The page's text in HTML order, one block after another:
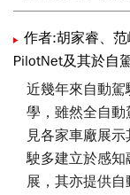
別與類別分類
透過半結構性環
劃持取位置，降
的成功率。透
中，針對工作
物件資訊，並
工成本。
作者:胡家睿、范
PilotNet及其於自
近幾年來自動
學，雖然全自
見各家車廠展
駛多建立於感
展，其亦提供